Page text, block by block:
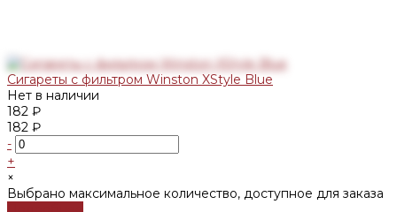
Сигареты с фильтром Winston XStyle Blue
Нет в наличии
182 ₽
182 ₽
-
+
×
Выбрано максимальное количество, доступное для заказа